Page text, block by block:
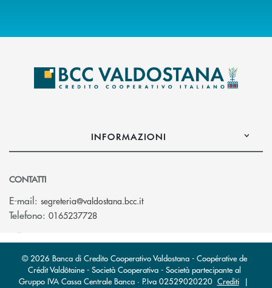
INFORMAZIONI
CONTATTI
E-mail: segreteria@valdostana.bcc.it(si apre l’app di posta
Telefono: 0165237728
© 2026 Banca di Credito Cooperativo Valdostana - Coopérative de
Crédit Valdôtaine - Società Cooperativa - Società partecipante al
Gruppo IVA Cassa Centrale Banca · P.Iva 02529020220 Crediti|